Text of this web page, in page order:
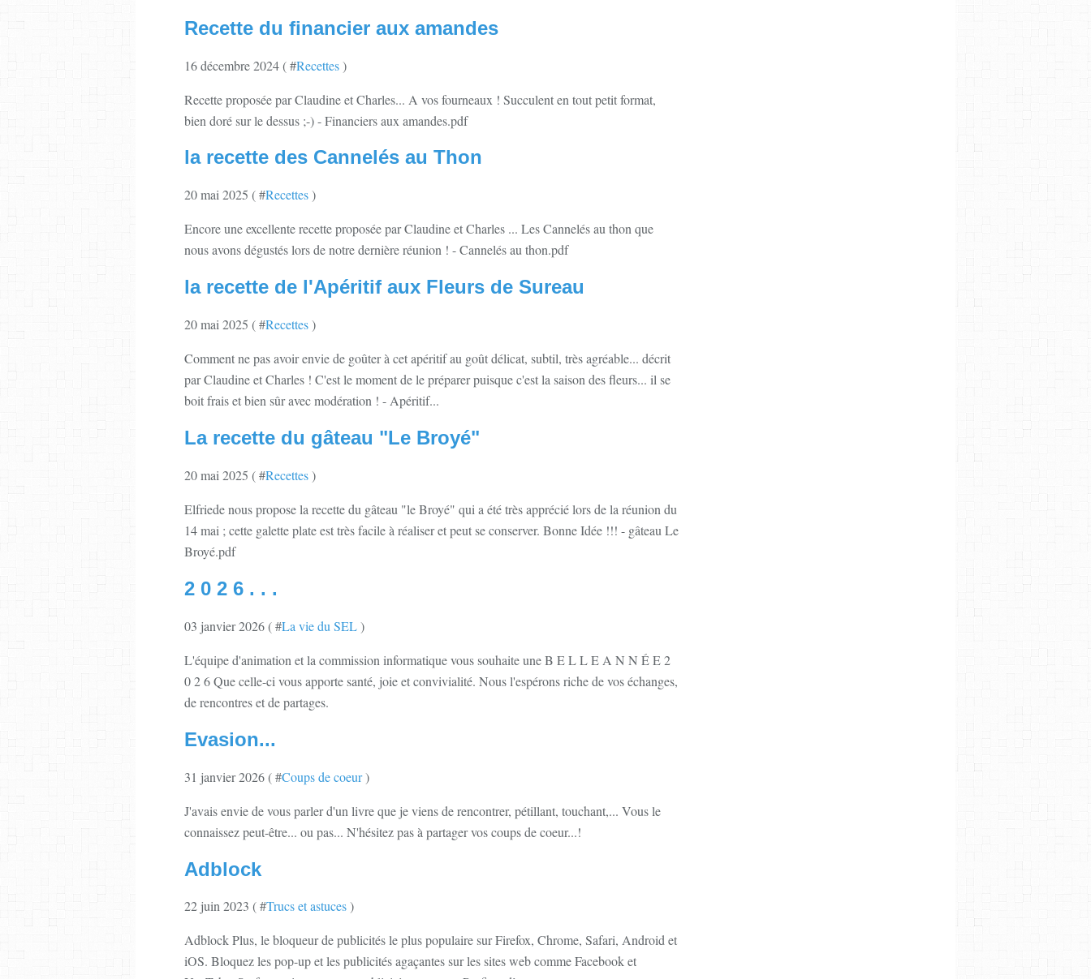
Recette du financier aux amandes
16 décembre 2024 ( #Recettes)
Recette proposée par Claudine et Charles... A vos fourneaux ! Succulent en tout petit format,
bien doré sur le dessus ;-) - Financiers aux amandes.pdf
la recette des Cannelés au Thon
20 mai 2025 ( #Recettes)
Encore une excellente recette proposée par Claudine et Charles ... Les Cannelés au thon que
nous avons dégustés lors de notre dernière réunion ! - Cannelés au thon.pdf
la recette de l'Apéritif aux Fleurs de Sureau
20 mai 2025 ( #Recettes)
Comment ne pas avoir envie de goûter à cet apéritif au goût délicat, subtil, très agréable... décrit
par Claudine et Charles ! C'est le moment de le préparer puisque c'est la saison des fleurs... il se
boit frais et bien sûr avec modération ! - Apéritif...
La recette du gâteau "Le Broyé"
20 mai 2025 ( #Recettes)
Elfriede nous propose la recette du gâteau "le Broyé" qui a été très apprécié lors de la réunion du
14 mai ; cette galette plate est très facile à réaliser et peut se conserver. Bonne Idée !!! - gâteau Le
Broyé.pdf
2 0 2 6 . . .
03 janvier 2026 ( #La vie du SEL)
L'équipe d'animation et la commission informatique vous souhaite une B E L L E A N N É E 2
0 2 6 Que celle-ci vous apporte santé, joie et convivialité. Nous l'espérons riche de vos échanges,
de rencontres et de partages.
Evasion...
31 janvier 2026 ( #Coups de coeur)
J'avais envie de vous parler d'un livre que je viens de rencontrer, pétillant, touchant,... Vous le
connaissez peut-être... ou pas... N'hésitez pas à partager vos coups de coeur...!
Adblock
22 juin 2023 ( #Trucs et astuces)
Adblock Plus, le bloqueur de publicités le plus populaire sur Firefox, Chrome, Safari, Android et
iOS. Bloquez les pop-up et les publicités agaçantes sur les sites web comme Facebook et